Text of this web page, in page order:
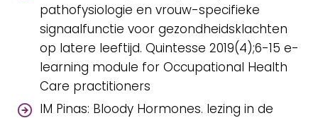
pathofysiologie en vrouw-specifieke
signaalfunctie voor gezondheidsklachten
op latere leeftijd. Quintesse 2019(4);6-15 e-
learning module for Occupational Health
Care practitioners
IM Pinas: Bloody Hormones. lezing in de